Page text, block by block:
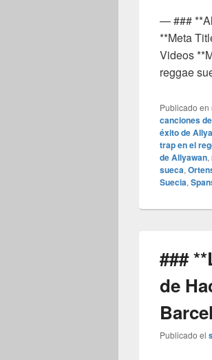
— ###
**Meta
Videos
reggae
Publicado en
canciones
éxito de
trap en el
de Allyawan,
sueca,
Suecia,
###
de
Publicado el